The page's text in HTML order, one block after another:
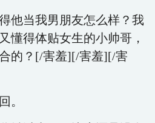
他当我男朋友怎么样？我
懂得体贴女生的小帅哥，
的？[/害羞][/害羞][/害
。